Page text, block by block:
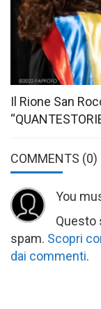
Il Rione San
COMMENTS (0)
You
Questo
spam. Scopri
dai commenti.